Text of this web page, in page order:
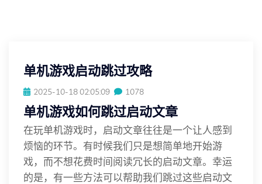
单机游戏启动跳过攻略
2025-10-18 02:05:09 1078
单机游戏如何跳过启动文章
在玩单机游戏时，启动文章往往是一个让人感到
烦恼的环节。有时候我们只是想简单地开始游
戏，而不想花费时间阅读冗长的启动文章。幸运
的是，有一些方法可以帮助我们跳过这些启动文